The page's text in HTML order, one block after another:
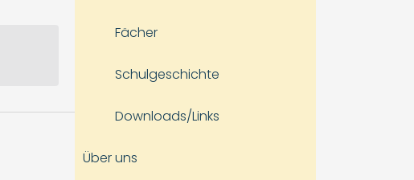
Fächer
Schulgeschichte
Downloads/Links
Über uns